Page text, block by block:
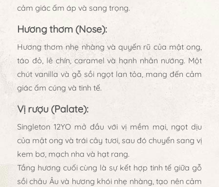
cảm giác ấm áp và sang trọng.
Hương thơm (Nose):
Hương thơm nhẹ nhàng và quyến rũ củamật ong,
táo đỏ, lê chín, caramel và hạnh nhân nướng. Một
chút vanilla và gỗ sồi ngọt lan tỏa, mang đến cảm
giác ấm cúng và tinh tế.
Vị rượu (Palate):
Singleton 12YO mở đầu với vị mềm mại, ngọt dịu
của mật ong và trái cây tươi, sau đó chuyển sangvị
kem bơ, mạch nha và hạt rang.
Tầng hương cuối cùng làsự kết hợp tinh tế giữa gỗ
sồi châu Âu và hương khói nhẹ nhàng, tạo nên cảm